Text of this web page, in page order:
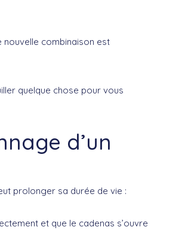
nouvelle combinaison est
quelque chose pour vous
d’un
prolonger sa durée de vie :
et que le cadenas s’ouvre